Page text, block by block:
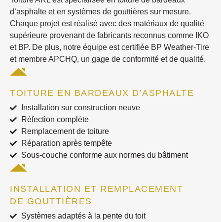
d’asphalte et en systèmes de gouttières sur mesure.
Chaque projet est réalisé avec des matériaux de qualité
supérieure provenant de fabricants reconnus comme IKO
et BP. De plus, notre équipe est certifiée BP Weather-Tire
et membre APCHQ, un gage de conformité et de qualité.
TOITURE EN BARDEAUX D’ASPHALTE
Installation sur construction neuve
Réfection complète
Remplacement de toiture
Réparation après tempête
Sous-couche conforme aux normes du bâtiment
INSTALLATION ET REMPLACEMENT
DE GOUTTIÈRES
Systèmes adaptés à la pente du toit